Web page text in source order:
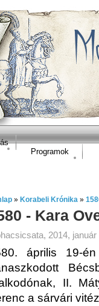
Programok
» Korabeli Krónika »
- Kara
2014, január
április 19-
II.
a sárvári